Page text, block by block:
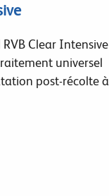
Clear Intensive
universel
post-récolte à